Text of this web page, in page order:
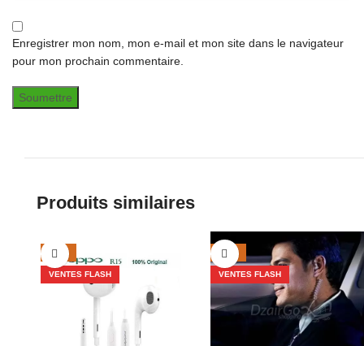
Enregistrer mon nom, mon e-mail et mon site dans le navigateur
pour mon prochain commentaire.
Produits similaires
-41%
VENTES FLASH
-25%
VENTES FLASH